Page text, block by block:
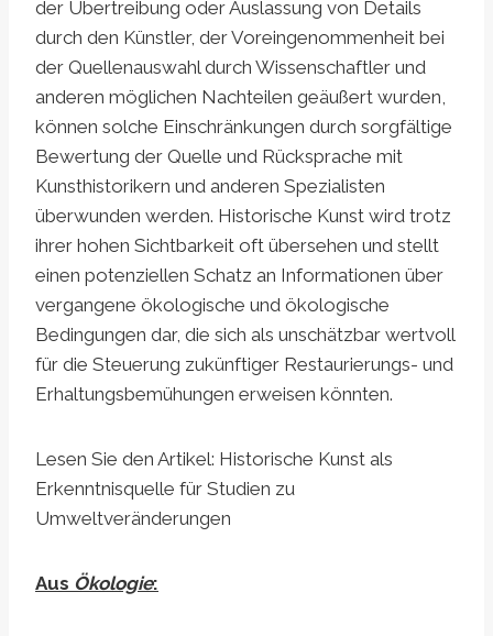
der Übertreibung oder Auslassung von Details
durch den Künstler, der Voreingenommenheit bei
der Quellenauswahl durch Wissenschaftler und
anderen möglichen Nachteilen geäußert wurden,
können solche Einschränkungen durch sorgfältige
Bewertung der Quelle und Rücksprache mit
Kunsthistorikern und anderen Spezialisten
überwunden werden. Historische Kunst wird trotz
ihrer hohen Sichtbarkeit oft übersehen und stellt
einen potenziellen Schatz an Informationen über
vergangene ökologische und ökologische
Bedingungen dar, die sich als unschätzbar wertvoll
für die Steuerung zukünftiger Restaurierungs- und
Erhaltungsbemühungen erweisen könnten.
Lesen Sie den Artikel: Historische Kunst als
Erkenntnisquelle für Studien zu
Umweltveränderungen
Aus Ökologie: